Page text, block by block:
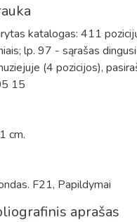
katalogas: 411
lp. 97 - sąrašas
(4 pozicijos),
15
cm.
F21, Papildymai
aprašas